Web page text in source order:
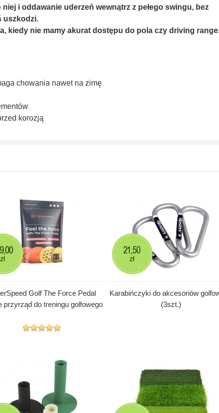
i oddawanie uderzeń wewnątrz z pełego swingu, bez
uszkodzi.
kiedy nie mamy akurat dostępu do pola czy driving
chowania nawet na zimę
korozją
Golf The Force Pedal
przyrząd do treningu golfowego
zł
Karabińczyki do akcesoriów
(3szt.)
21,50
zł